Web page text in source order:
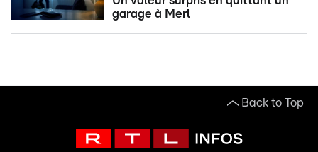
garage à Merl
Back to Top